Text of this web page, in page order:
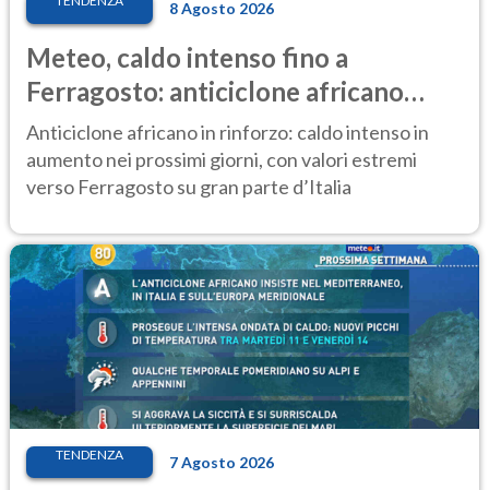
8 Agosto 2026
Meteo, caldo intenso fino a
Ferragosto: anticiclone africano
ancora protagonista
Anticiclone africano in rinforzo: caldo intenso in
aumento nei prossimi giorni, con valori estremi
verso Ferragosto su gran parte d’Italia
TENDENZA 7 Agosto 2026